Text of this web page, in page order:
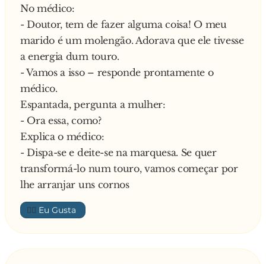
—
No médico:
- Doutor, tem de fazer alguma coisa! O meu
marido é um molengão. Adorava que ele tivesse
a energia dum touro.
- Vamos a isso – responde prontamente o
médico.
Espantada, pergunta a mulher:
- Ora essa, como?
Explica o médico:
- Dispa-se e deite-se na marquesa. Se quer
transformá-lo num touro, vamos começar por
lhe arranjar uns cornos
👍🏼